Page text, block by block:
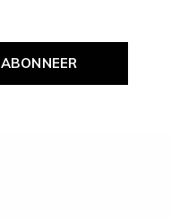
ABONNEER